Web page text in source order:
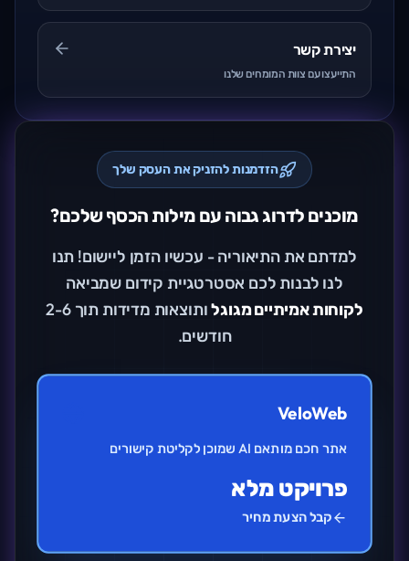
יצירת קשר
התייעצו עם צוות המומחים שלנו
הזדמנות להזניק את העסק שלך
מוכנים לדרוג גבוה עם מילות הכסף שלכם?
למדתם את התיאוריה - עכשיו הזמן ליישום! תנו
לנו לבנות לכם אסטרטגיית קידום שמביאה
לקוחות אמיתיים מגוגל
ותוצאות מדידות תוך 2-6
חודשים.
VeloWeb
אתר חכם מותאם AI שמוכן לקליטת קישורים
פרויקט מלא
קבל הצעת מחיר